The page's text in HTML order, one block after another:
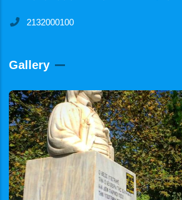
2132000100
Gallery